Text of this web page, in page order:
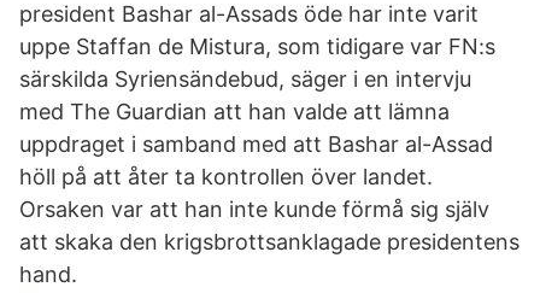
president Bashar al-Assads öde har inte varit
uppe Staffan de Mistura, som tidigare var FN:s
särskilda Syriensändebud, säger i en intervju
med The Guardian att han valde att lämna
uppdraget i samband med att Bashar al-Assad
höll på att åter ta kontrollen över landet.
Orsaken var att han inte kunde förmå sig själv
att skaka den krigsbrottsanklagade presidentens
hand.